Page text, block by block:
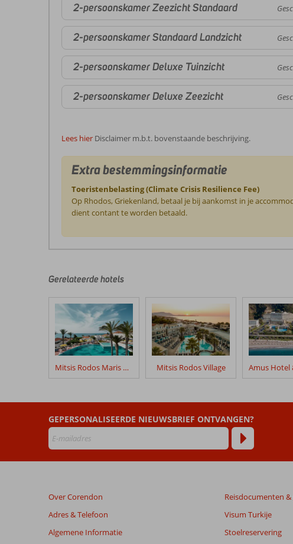
2-persoonskamer Zeezicht Standaard
2-persoonskamer Standaard Landzicht
2-persoonskamer Deluxe Tuinzicht
2-persoonskamer Deluxe Zeezicht
Lees hier Disclaimer m.b.t. bovenstaande beschrijving.
Extra bestemmingsinformatie
Toeristenbelasting (Climate Crisis Resilience Fee)
Op Rhodos, Griekenland, betaal je bij aankomst in je
dient contant te worden betaald.
door
klanten
geschreven
hun
verblijf
The
All
Beoordelingen
zijn
dan
48
maanden
Gerelateerde hotels
Mitsis Rodos Maris Resort & Spa Mitsis Rodos Village
GEPERSONALISEERDE NIEUWSBRIEF ONTVANGEN?
Over Corendon
Adres & Telefoon
Algemene Informatie
Reisdocumenten
Visum Turkije
Stoelreservering